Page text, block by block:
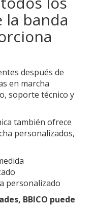
banda
después de
en marcha
soporte técnico y
también ofrece
personalizados,
personalizado
BBICO puede